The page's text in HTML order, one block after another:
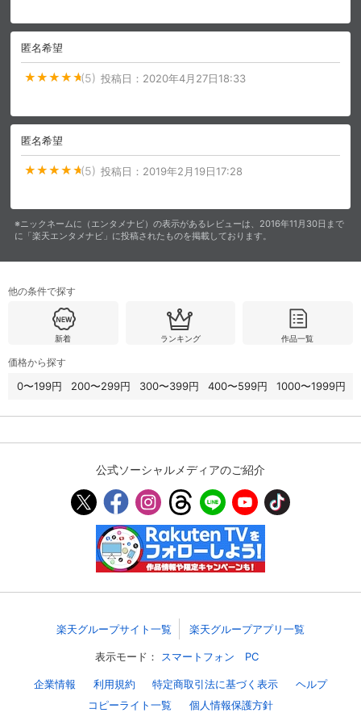
購入明細
購入履歴
確認が可能です。こちらから視聴いただく
と便利です。
能です。
視聴年齢制限
サイト内で表示される作品の表示制限が可
能です。5段階の年齢区分から選択できま
す。
視聴デバイス一覧
スマホなどでRakuten TVを視聴する際のデ
バイス連携の設定ができます。
パスコード設定
求められるのでお子さまがいても安心で
メルマガの配信停止、配信先のメールアド
レスの変更が可能です。
定額見放題コンテンツの解約はこちらから
可能です。
ログアウト
匿名希望
(5) 投稿日： 2020年4月27日18:33
匿名希望
(5) 投稿日： 2019年2月19日17:28
※ニックネームに（エンタメナビ）の表示があるレビューは、2016年11月30日まで
に「楽天エンタメナビ」に投稿されたものを掲載しております。
他の条件で探す
新着 ランキング 作品一覧
価格から探す
0〜199円 200〜299円 300〜399円 400〜599円 1000〜1999円
公式ソーシャルメディアのご紹介
楽天グループサイト一覧 楽天グループアプリ一覧
表示モード： スマートフォン PC
企業情報 利用規約 特定商取引法に基づく表示
ヘルプ
コピーライト一覧
個人情報保護方針